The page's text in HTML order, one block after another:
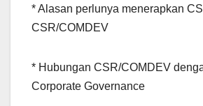
* Alasan perlunya menerapkan
CSR/COMDEV
* Hubungan CSR/COMDEV
Corporate Governance